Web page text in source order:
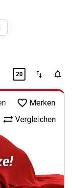
20
Vergleichen
Merken